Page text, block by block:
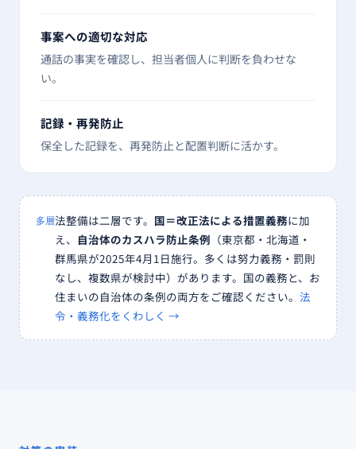
事案への適切な対応
通話の事実を確認し、担当者個人に判断を負わせな
い。
記録・再発防止
保全した記録を、再発防止と配置判断に活かす。
多層法整備は二層です。 国＝改正法による措置義務に加
え、 自治体のカスハラ防止条例 （東京都・北海道・
群馬県が2025年4月1日施行。多くは努力義務・罰則
なし、複数県が検討中）があります。国の義務と、お
住まいの自治体の条例の両方をご確認ください。 法
令・義務化をくわしく →